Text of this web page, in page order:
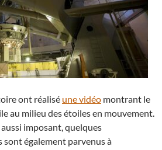
ont réalisé une vidéo montrant le
au milieu des étoiles en mouvement.
imposant, quelques
également parvenus à